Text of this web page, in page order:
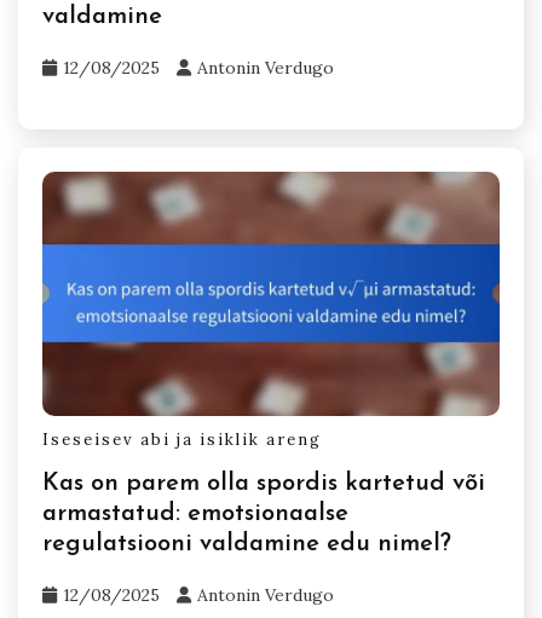
valdamine
12/08/2025 Antonin Verdugo
Iseseisev abi ja isiklik areng
Kas on parem olla spordis kartetud või
armastatud: emotsionaalse
regulatsiooni valdamine edu nimel?
12/08/2025 Antonin Verdugo